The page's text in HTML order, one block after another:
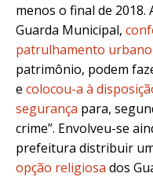
menos o final de 2018.
Guarda Municipal,
patrulhamento urbano
patrimônio, podem
e colocou-a à
segurança para,
crime”. Envolveu-se
prefeitura distribuir
opção religiosa dos